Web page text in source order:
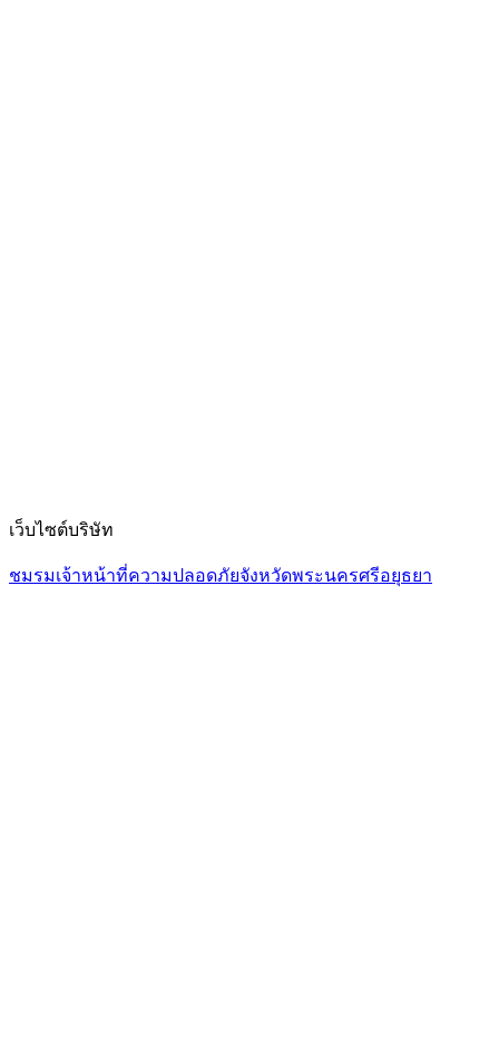
เว็บไซต์บริษัท
ชมรมเจ้าหน้าที่ความปลอดภัยจังหวัดพระนครศรีอยุธยา